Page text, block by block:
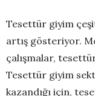
Tesettür giyim
artış gösteriyor.
çalışmalar,
Tesettür giyim
kazandığı için,